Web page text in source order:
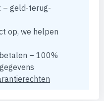
– geld-terug-
op, we helpen
– 100%